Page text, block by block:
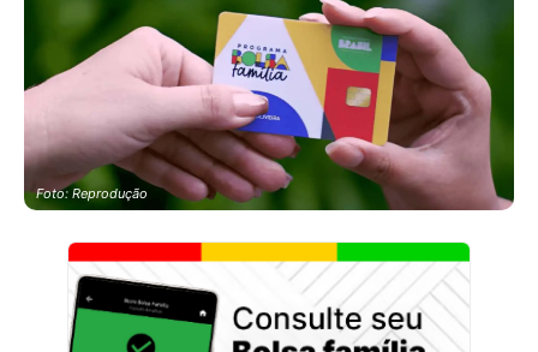
Foto: Reprodução